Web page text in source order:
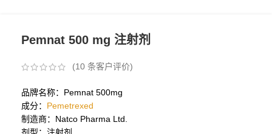
Pemnat 500 mg 注射剂
(10 条客户评价)
品牌名称：Pemnat 500mg
成分： Pemetrexed
制造商：Natco Pharma Ltd.
剂型：注射剂